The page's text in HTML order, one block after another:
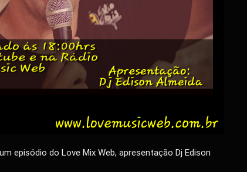
episódio do Love Mix Web, apresentação Dj Edison